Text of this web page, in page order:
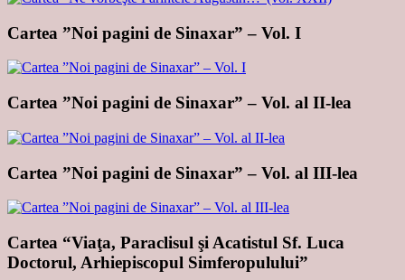
Cartea ”Noi pagini de Sinaxar” – Vol. I
Cartea ”Noi pagini de Sinaxar” – Vol. al II-lea
Cartea ”Noi pagini de Sinaxar” – Vol. al III-lea
Cartea “Viaţa, Paraclisul şi Acatistul Sf. Luca
Doctorul, Arhiepiscopul Simferopulului”